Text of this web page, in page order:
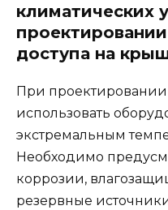
климатических
доступа на
При
использовать
экстремальным
Необходимо
коррозии,
резервные